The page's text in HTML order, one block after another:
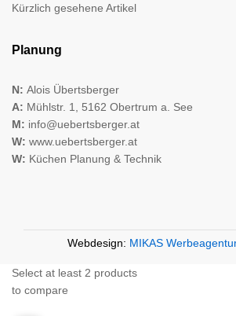
Kürzlich gesehene Artikel
Planung
N: Alois Übertsberger
A: Mühlstr. 1, 5162 Obertrum a. See
M: info@uebertsberger.at
W: www.uebertsberger.at
W: Küchen Planung & Technik
Webdesign: MIKAS
Select at least 2 products
to compare